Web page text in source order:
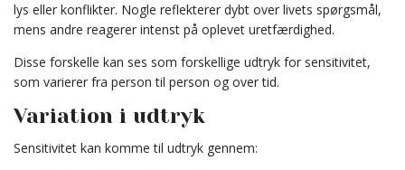
lys eller konflikter. Nogle reflekterer dybt over livets spørgsmål,
mens andre reagerer intenst på oplevet uretfærdighed.
Disse forskelle kan ses som forskellige udtryk for sensitivitet,
som varierer fra person til person og over tid.
Variation i udtryk
Sensitivitet kan komme til udtryk gennem: